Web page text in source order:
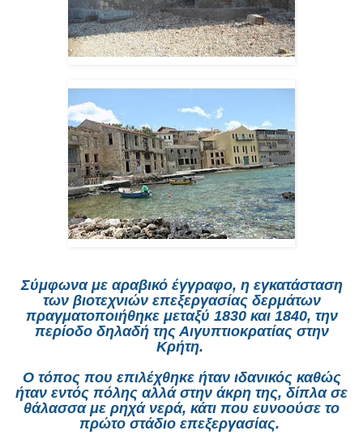
Σύμφωνα με αραβικό έγγραφο, η εγκατάσταση
των βιοτεχνιών επεξεργασίας δερμάτων
πραγματοποιήθηκε μεταξύ 1830 και 1840, την
περίοδο δηλαδή της Αιγυπτιοκρατίας στην
Κρήτη.
Ο τόπος που επιλέχθηκε ήταν ιδανικός καθώς
ήταν εντός πόλης αλλά στην άκρη της, δίπλα σε
θάλασσα με ρηχά νερά, κάτι που ευνοούσε το
πρώτο στάδιο επεξεργασίας.